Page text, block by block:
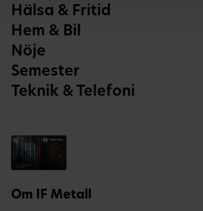
Hälsa & Fritid
Hem & Bil
Nöje
Semester
Teknik & Telefoni
Om IF Metall